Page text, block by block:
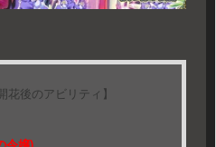
花後のアビリティ】